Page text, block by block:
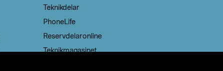
Teknikdelar
PhoneLife
Reservdelaronline
Teknikmagasinet